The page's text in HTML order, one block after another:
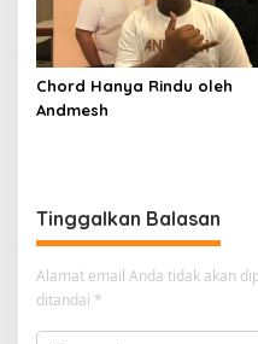
Chord Hanya Rindu oleh
Andmesh
Tinggalkan Balasan
Alamat email Anda tidak akan
ditandai *